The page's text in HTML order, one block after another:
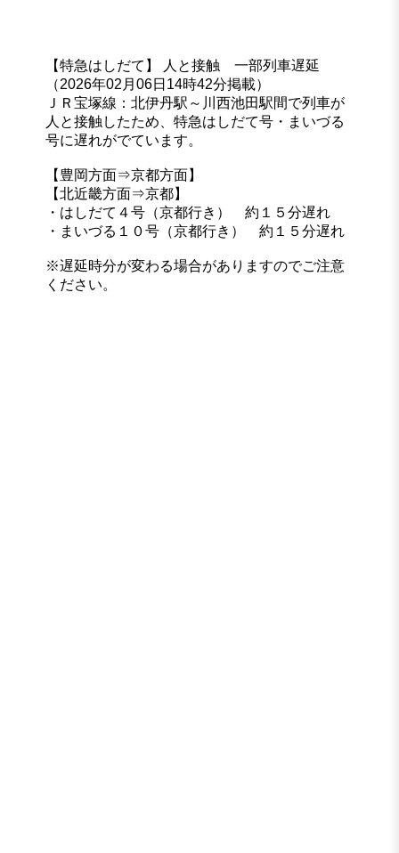
【特急はしだて】 人と接触 一部列車遅延
（2026年02月06日14時42分掲載）
ＪＲ宝塚線：北伊丹駅～川西池田駅間で列車が
人と接触したため、特急はしだて号・まいづる
号に遅れがでています。
【豊岡方面⇒京都方面】
【北近畿方面⇒京都】
・はしだて４号（京都行き） 約１５分遅れ
・まいづる１０号（京都行き） 約１５分遅れ
※遅延時分が変わる場合がありますのでご注意
ください。